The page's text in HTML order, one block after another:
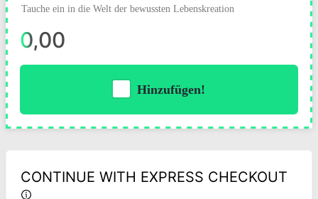
Tauche ein in die Welt der bewussten Lebenskreation
0,00
Hinzufügen!
CONTINUE WITH EXPRESS CHECKOUT